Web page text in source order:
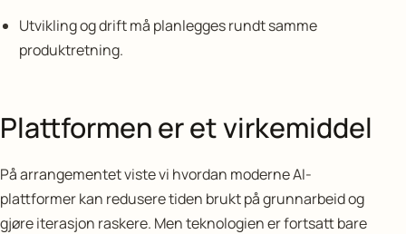
Utvikling og drift må planlegges rundt samme
produktretning.
Plattformen er et virkemiddel
På arrangementet viste vi hvordan moderne AI-
plattformer kan redusere tiden brukt på grunnarbeid og
gjøre iterasjon raskere. Men teknologien er fortsatt bare